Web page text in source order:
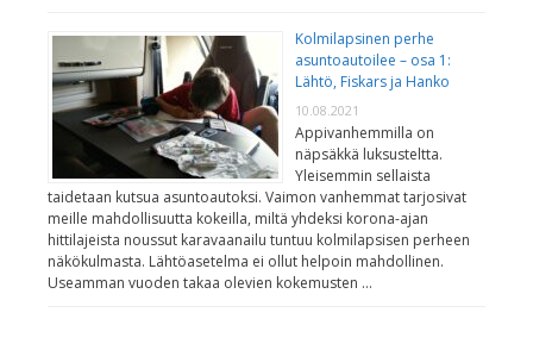
Kolmilapsinen perhe
asuntoautoilee – osa 1:
Lähtö, Fiskars ja Hanko
10.08.2021
Appivanhemmilla on
näpsäkkä luksusteltta.
Yleisemmin sellaista
taidetaan kutsua asuntoautoksi. Vaimon vanhemmat tarjosivat
meille mahdollisuutta kokeilla, miltä yhdeksi korona-ajan
hittilajeista noussut karavaanailu tuntuu kolmilapsisen perheen
näkökulmasta. Lähtöasetelma ei ollut helpoin mahdollinen.
Useamman vuoden takaa olevien kokemusten …